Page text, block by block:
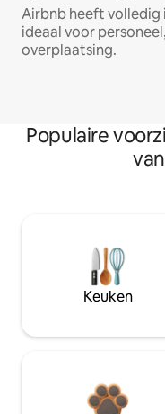
Airbnb heeft
ideaal voor
overplaatsing.
Populaire
Keuken